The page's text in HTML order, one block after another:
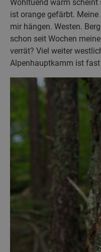
Wohltuend warm scheint
ist orange gefärbt.
mir hängen. Westen.
schon seit Wochen
verrät? Viel weiter
Alpenhauptkamm ist fast